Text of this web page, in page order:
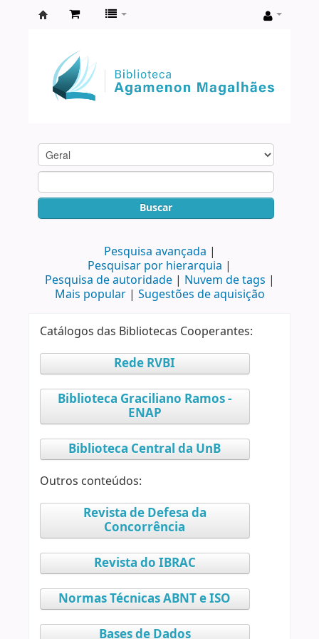
Agamenon
Magalhães
Buscar
Pesquisa avançada
Pesquisar por hierarquia
Pesquisa de autoridade
Nuvem de tags
Mais popular
Sugestões de aquisição
Catálogos das Bibliotecas Cooperantes:
Rede RVBI
Biblioteca Graciliano Ramos -
ENAP
Biblioteca Central da UnB
Outros conteúdos:
Revista de Defesa da
Concorrência
Revista do IBRAC
Normas Técnicas ABNT e ISO
Bases de Dados